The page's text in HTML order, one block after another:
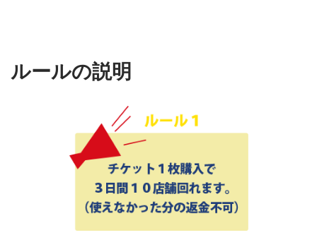
ルールの説明